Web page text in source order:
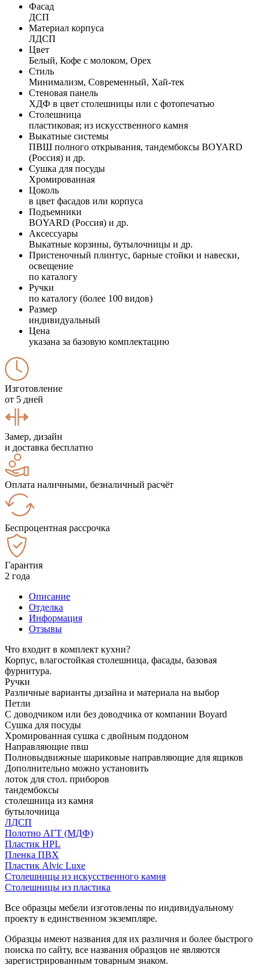
Фасад
ДСП
Материал корпуса
ЛДСП
Цвет
Белый, Кофе с молоком, Орех
Стиль
Минимализм, Современный, Хай-тек
Стеновая панель
ХДФ в цвет столешницы или с фотопечатью
Столешница
пластиковая; из искусственного камня
Выкатные системы
ПВШ полного открывания, тандембоксы BOYARD
(Россия) и др.
Сушка для посуды
Хромированная
Цоколь
в цвет фасадов или корпуса
Подъемники
BOYARD (Россия) и др.
Аксессуары
Выкатные корзины, бутылочницы и др.
Пристеночный плинтус, барные стойки и навески,
освещение
по каталогу
Ручки
по каталогу (более 100 видов)
Размер
индивидуальный
Цена
указана за базовую комплектацию
Изготовление
от 5 дней
Замер, дизайн
и доставка бесплатно
Оплата наличными, безналичный расчёт
Беспроцентная рассрочка
Гарантия
2 года
Описание
Отделка
Информация
Отзывы
Что входит в комплект кухни?
Корпус, влагостойкая столешница, фасады, базовая
фурнитура.
Ручки
Различные варианты дизайна и материала на выбор
Петли
С доводчиком или без доводчика от компании Boyard
Сушка для посуды
Хромированная сушка с двойным поддоном
Направляющие пвш
Полновыдвижные шариковые направляющие для ящиков
Дополнительно можно установить
лоток для стол. приборов
тандембоксы
столешница из камня
бутылочница
ЛДСП
Полотно АГТ (МДФ)
Пластик HPL
Пленка ПВХ
Пластик Alvic Luxe
Столешницы из искусственного камня
Столешницы из пластика
Все образцы мебели изготовлены по индивидуальному
проекту в единственном экземпляре.
Образцы имеют названия для их различия и более быстрого
поиска по сайту, все названия образцов не являются
зарегистрированным товарным знаком.